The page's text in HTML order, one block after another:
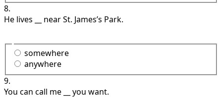
8.
He lives __ near St. James’s Park.
somewhere
anywhere
9.
You can call me __ you want.